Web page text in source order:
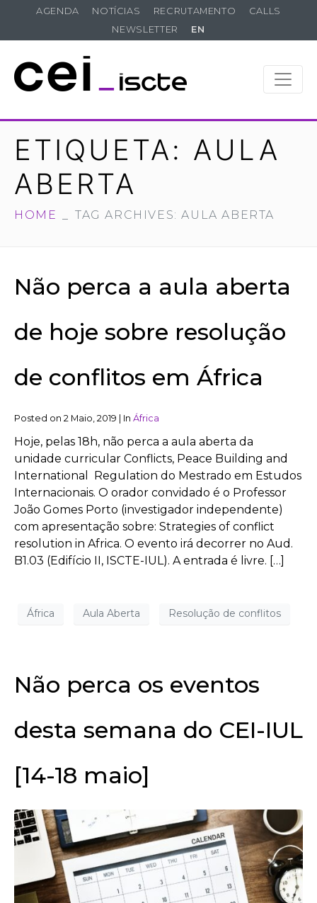
AGENDA NOTÍCIAS RECRUTAMENTO
CALLS
NEWSLETTER
EN
ETIQUETA: AULA
ABERTA
HOME TAG ARCHIVES: AULA ABERTA
Não perca a aula aberta
de hoje sobre resolução
de conflitos em África
Posted on 2 Maio, 2019 | In África
Hoje, pelas 18h, não perca a aula aberta da
unidade curricular Conflicts, Peace Building and
International Regulation do Mestrado em Estudos
Internacionais. O orador convidado é o Professor
João Gomes Porto (investigador independente)
com apresentação sobre: Strategies of conflict
resolution in Africa. O evento irá decorrer no Aud.
B1.03 (Edifício II, ISCTE-IUL). A entrada é livre. […]
África Aula Aberta Resolução de conflitos
Não perca os eventos
desta semana do CEI-IUL
[14-18 maio]